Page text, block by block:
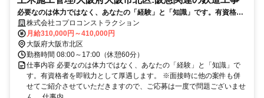
必要なのは体力ではなく、あなたの「経験」と「知識」です。有資格者
を即戦力として厚遇します。
株式会社コプロコンストラクション
月給310,000円～410,000円
大阪府大阪市北区
勤務時間 08:00～17:00（休憩60分）
仕事内容 必要なのは体力ではなく、あなたの「経験」と「知識」で
す。有資格者を即戦力として厚遇します。 ※面接時に他の案件も併
せてご紹介させていただきますので、ご応募は一度で問題ございませ